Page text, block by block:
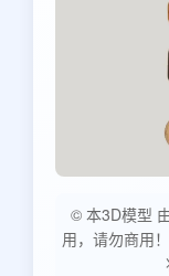
© 本3D模型
用，请勿商用